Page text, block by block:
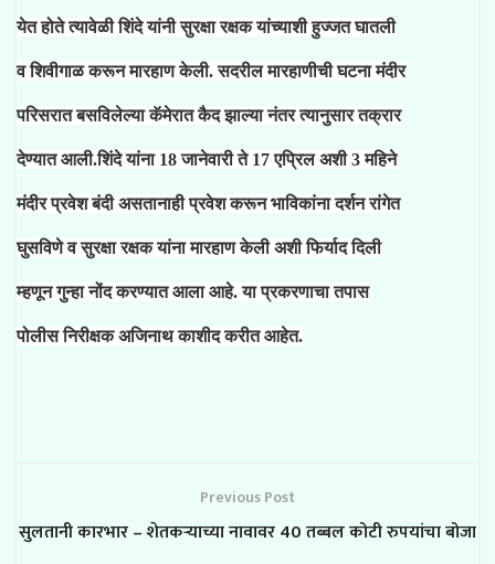
येत होते त्यावेळी शिंदे यांनी सुरक्षा रक्षक यांच्याशी हुज्जत घातली
व शिवीगाळ करून मारहाण केली. सदरील मारहाणीची घटना मंदीर
परिसरात बसविलेल्या कॅमेरात कैद झाल्या नंतर त्यानुसार तक्रार
देण्यात आली.शिंदे यांना 18 जानेवारी ते 17 एप्रिल अशी 3 महिने
मंदीर प्रवेश बंदी असतानाही प्रवेश करून भाविकांना दर्शन रांगेत
घुसविणे व सुरक्षा रक्षक यांना मारहाण केली अशी फिर्याद दिली
म्हणून गुन्हा नोंद करण्यात आला आहे. या प्रकरणाचा तपास
पोलीस निरीक्षक अजिनाथ काशीद करीत आहेत.
Previous Post
सुलतानी कारभार – शेतकऱ्याच्या नावावर 40 तब्बल कोटी रुपयांचा बोजा